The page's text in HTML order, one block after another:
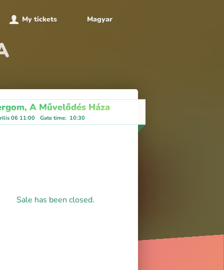
My tickets Magyar
A Művelődés Háza
06 11:00 Gate time: 10:30
Sale has been closed.